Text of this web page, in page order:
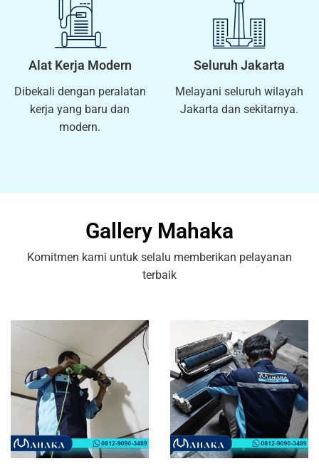
Alat Kerja Modern
Dibekali dengan peralatan
kerja yang baru dan
modern.
Seluruh Jakarta
Melayani seluruh wilayah
Jakarta dan sekitarnya.
Gallery Mahaka
Komitmen kami untuk selalu memberikan pelayanan
terbaik